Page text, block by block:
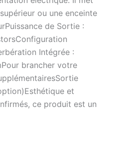
ou une enceinte
de Sortie :
Intégrée :
brancher votre
et
ce produit est un